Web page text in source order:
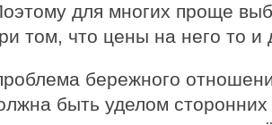
для многих проще
том, что цены на него то и
бережного
быть уделом